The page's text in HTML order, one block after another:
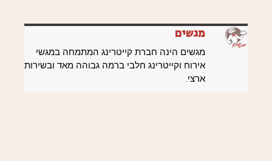
מגשים
מגשים הינה חברת קייטרינג המתמחה במגשי
אירוח וקייטרינג חלבי ברמה גבוהה מאד ובשירות
ארצי.